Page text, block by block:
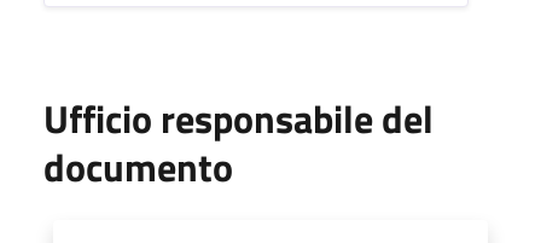
Ufficio responsabile del
documento